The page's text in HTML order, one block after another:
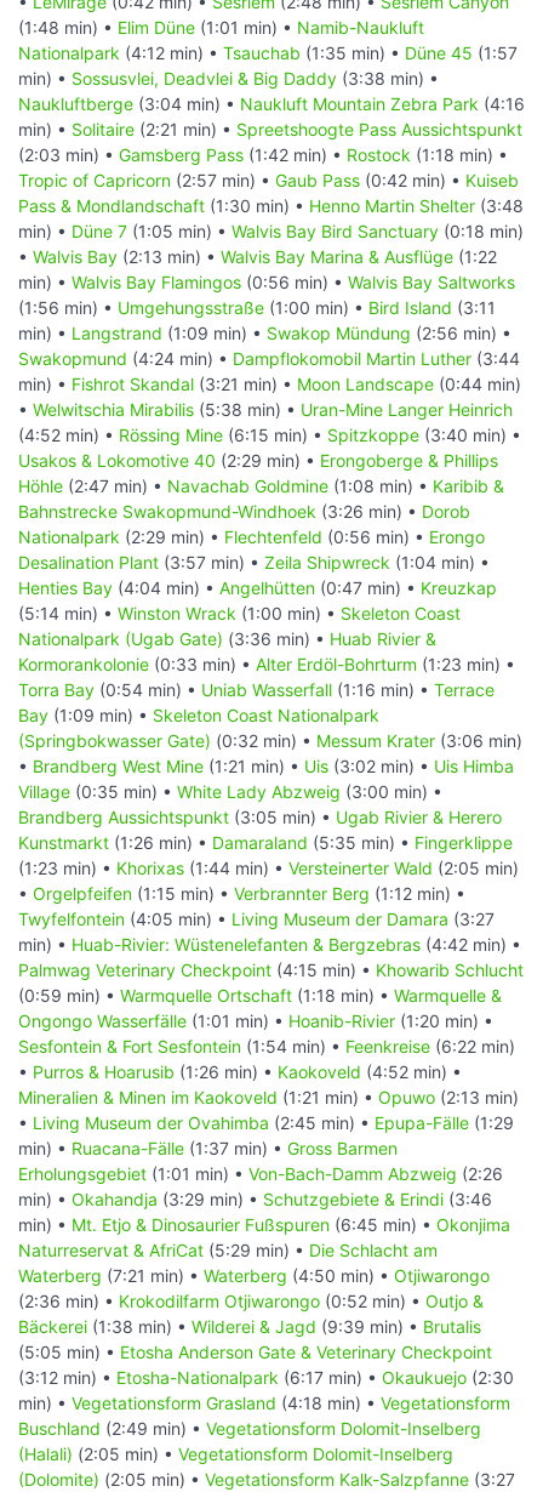
(1:48 min) • Elim Düne (1:01 min) • Namib-Naukluft
Nationalpark (4:12 min) • Tsauchab (1:35 min) • Düne 45 (1:57
min) • Sossusvlei, Deadvlei & Big Daddy (3:38 min) •
Naukluftberge (3:04 min) • Naukluft Mountain Zebra Park (4:16
min) • Solitaire (2:21 min) • Spreetshoogte Pass Aussichtspunkt
(2:03 min) • Gamsberg Pass (1:42 min) • Rostock (1:18 min) •
Tropic of Capricorn (2:57 min) • Gaub Pass (0:42 min) • Kuiseb
Pass & Mondlandschaft (1:30 min) • Henno Martin Shelter (3:48
min) • Düne 7 (1:05 min) • Walvis Bay Bird Sanctuary (0:18 min)
• Walvis Bay (2:13 min) • Walvis Bay Marina & Ausflüge (1:22
min) • Walvis Bay Flamingos (0:56 min) • Walvis Bay Saltworks
(1:56 min) • Umgehungsstraße (1:00 min) • Bird Island (3:11
min) • Langstrand (1:09 min) • Swakop Mündung (2:56 min) •
Swakopmund (4:24 min) • Dampflokomobil Martin Luther (3:44
min) • Fishrot Skandal (3:21 min) • Moon Landscape (0:44 min)
• Welwitschia Mirabilis (5:38 min) • Uran-Mine Langer Heinrich
(4:52 min) • Rössing Mine (6:15 min) • Spitzkoppe (3:40 min) •
Usakos & Lokomotive 40 (2:29 min) • Erongoberge & Phillips
Höhle (2:47 min) • Navachab Goldmine (1:08 min) • Karibib &
Bahnstrecke Swakopmund-Windhoek (3:26 min) • Dorob
Nationalpark (2:29 min) • Flechtenfeld (0:56 min) • Erongo
Desalination Plant (3:57 min) • Zeila Shipwreck (1:04 min) •
Henties Bay (4:04 min) • Angelhütten (0:47 min) • Kreuzkap
(5:14 min) • Winston Wrack (1:00 min) • Skeleton Coast
Nationalpark (Ugab Gate) (3:36 min) • Huab Rivier &
Kormorankolonie (0:33 min) • Alter Erdöl-Bohrturm (1:23 min) •
Torra Bay (0:54 min) • Uniab Wasserfall (1:16 min) • Terrace
Bay (1:09 min) • Skeleton Coast Nationalpark
(Springbokwasser Gate) (0:32 min) • Messum Krater (3:06 min)
• Brandberg West Mine (1:21 min) • Uis (3:02 min) • Uis Himba
Village (0:35 min) • White Lady Abzweig (3:00 min) •
Brandberg Aussichtspunkt (3:05 min) • Ugab Rivier & Herero
Kunstmarkt (1:26 min) • Damaraland (5:35 min) • Fingerklippe
(1:23 min) • Khorixas (1:44 min) • Versteinerter Wald (2:05 min)
• Orgelpfeifen (1:15 min) • Verbrannter Berg (1:12 min) •
Twyfelfontein (4:05 min) • Living Museum der Damara (3:27
min) • Huab-Rivier: Wüstenelefanten & Bergzebras (4:42 min) •
Palmwag Veterinary Checkpoint (4:15 min) • Khowarib Schlucht
(0:59 min) • Warmquelle Ortschaft (1:18 min) • Warmquelle &
Ongongo Wasserfälle (1:01 min) • Hoanib-Rivier (1:20 min) •
Sesfontein & Fort Sesfontein (1:54 min) • Feenkreise (6:22 min)
• Purros & Hoarusib (1:26 min) • Kaokoveld (4:52 min) •
Mineralien & Minen im Kaokoveld (1:21 min) • Opuwo (2:13 min)
• Living Museum der Ovahimba (2:45 min) • Epupa-Fälle (1:29
min) • Ruacana-Fälle (1:37 min) • Gross Barmen
Erholungsgebiet (1:01 min) • Von-Bach-Damm Abzweig (2:26
min) • Okahandja (3:29 min) • Schutzgebiete & Erindi (3:46
min) • Mt. Etjo & Dinosaurier Fußspuren (6:45 min) • Okonjima
Naturreservat & AfriCat (5:29 min) • Die Schlacht am
Waterberg (7:21 min) • Waterberg (4:50 min) • Otjiwarongo
(2:36 min) • Krokodilfarm Otjiwarongo (0:52 min) • Outjo &
Bäckerei (1:38 min) • Wilderei & Jagd (9:39 min) • Brutalis
(5:05 min) • Etosha Anderson Gate & Veterinary Checkpoint
(3:12 min) • Etosha-Nationalpark (6:17 min) • Okaukuejo (2:30
min) • Vegetationsform Grasland (4:18 min) • Vegetationsform
Buschland (2:49 min) • Vegetationsform Dolomit-Inselberg
(Halali) (2:05 min) • Vegetationsform Dolomit-Inselberg
(Dolomite) (2:05 min) • Vegetationsform Kalk-Salzpfanne (3:27